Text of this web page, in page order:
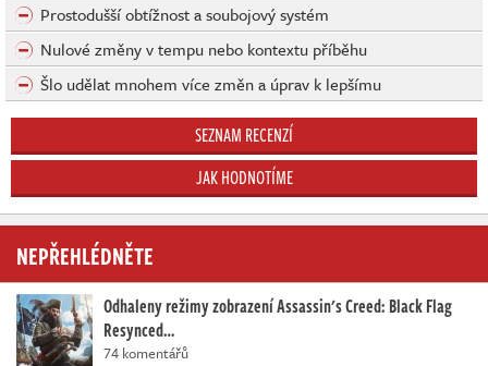
Prostodušší obtížnost a soubojový systém
Nulové změny v tempu nebo kontextu příběhu
Šlo udělat mnohem více změn a úprav k lepšímu
SEZNAM RECENZÍ
JAK HODNOTÍME
NEPŘEHLÉDNĚTE
Odhaleny režimy zobrazení Assassin's Creed: Black Flag
Resynced…
74 komentářů